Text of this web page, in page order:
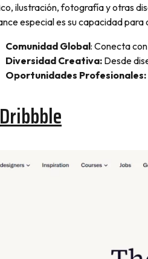
ilustración, fotografía y otras
especial es su capacidad
Comunidad Global: Conecta
Diversidad Creativa: Desde
Oportunidades Profesionales:
Dribbble